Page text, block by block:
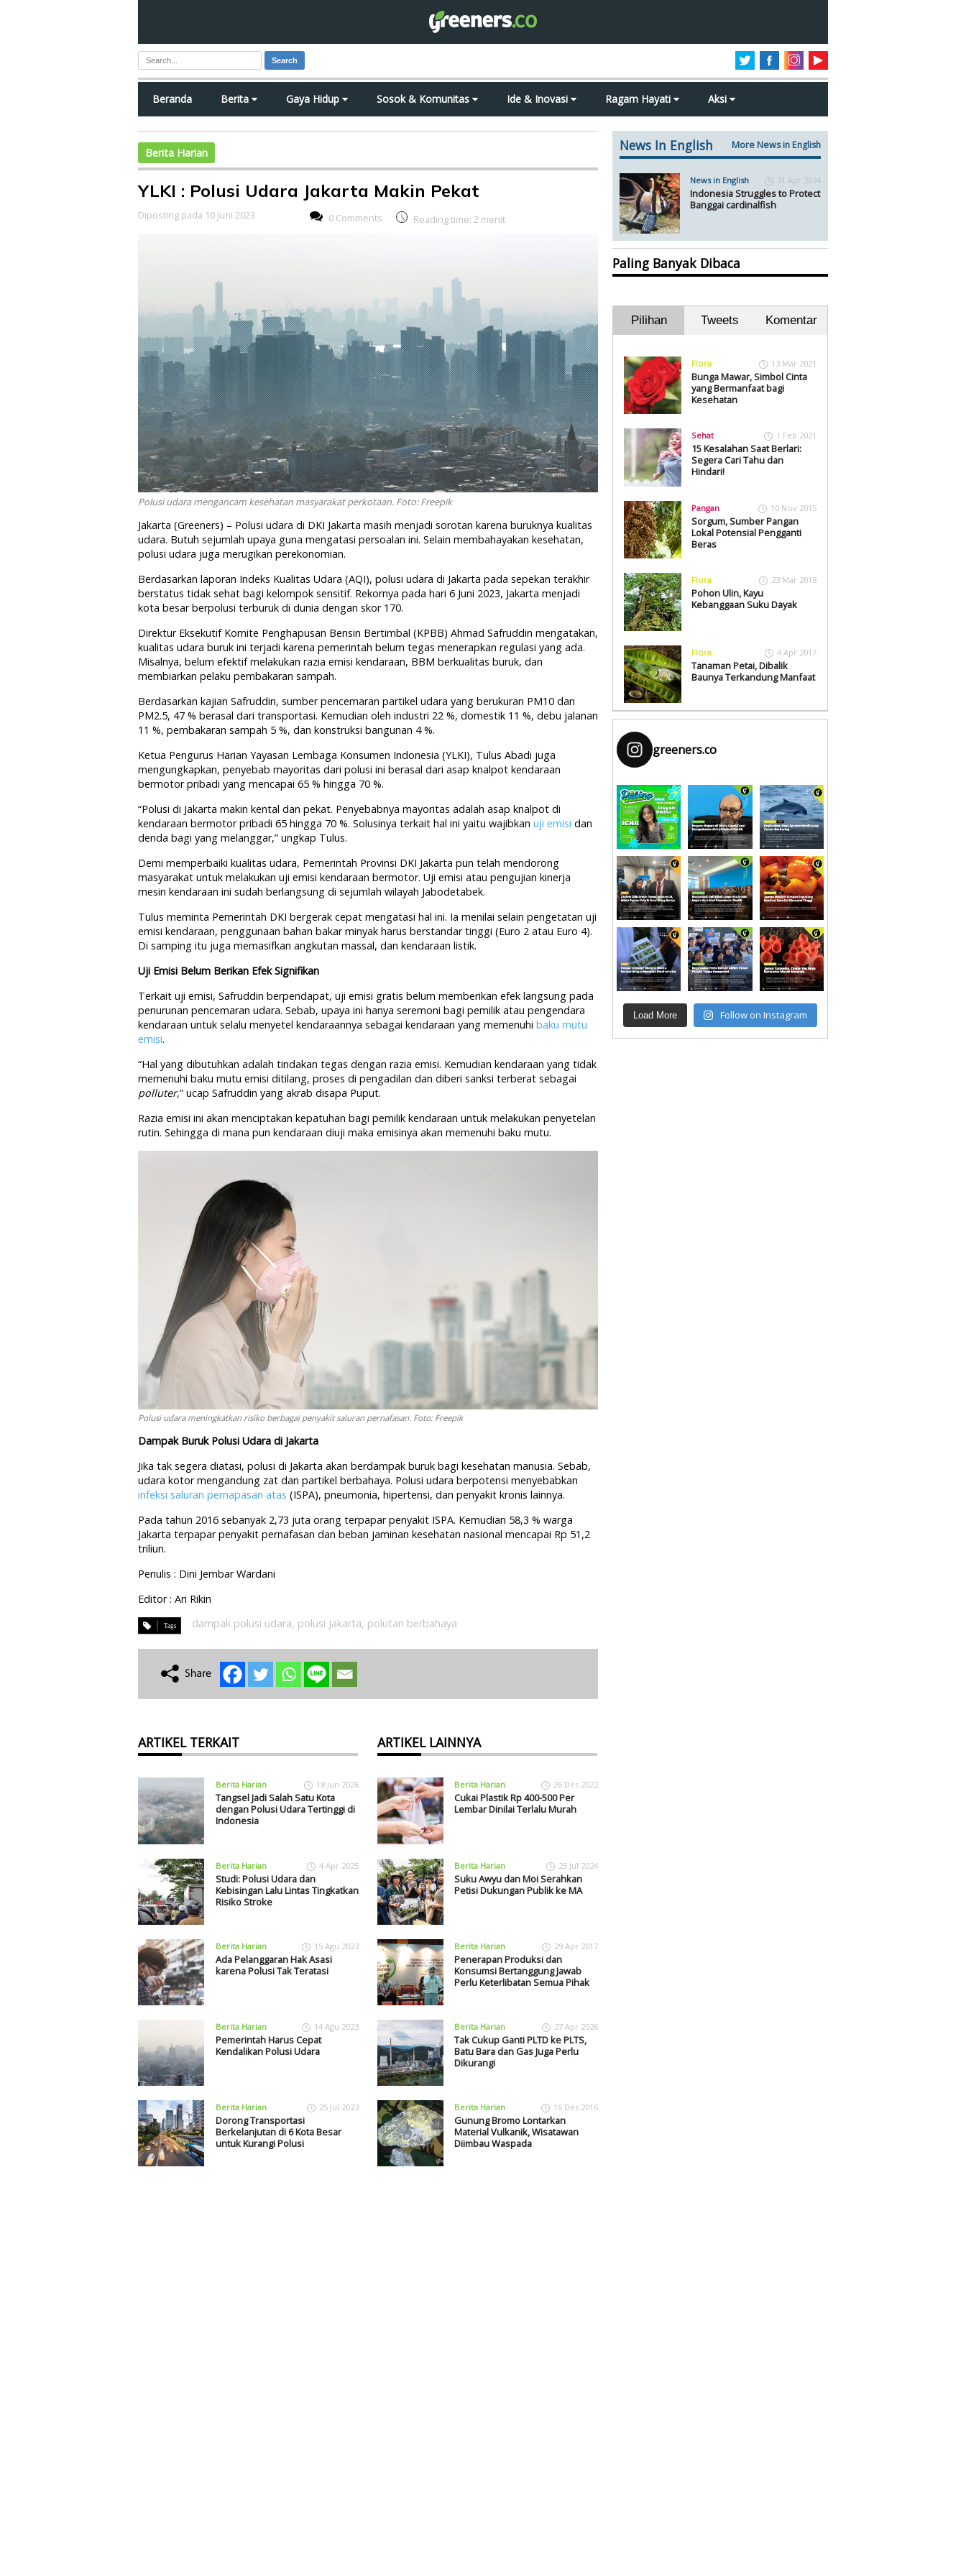
Search
Beranda Berita Gaya Hidup Sosok & Komunitas Ide & Inovasi Ragam Hayati Aksi
Berita Harian
YLKI : Polusi Udara Jakarta Makin Pekat
Diposting pada 10 Juni 2023 0 Comments Reading time: 2 menit
Polusi udara mengancam kesehatan masyarakat perkotaan. Foto: Freepik
Jakarta (Greeners) – Polusi udara di DKI Jakarta masih menjadi sorotan karena buruknya kualitas
udara. Butuh sejumlah upaya guna mengatasi persoalan ini. Selain membahayakan kesehatan,
polusi udara juga merugikan perekonomian.
Berdasarkan laporan Indeks Kualitas Udara (AQI), polusi udara di Jakarta pada sepekan terakhir
berstatus tidak sehat bagi kelompok sensitif. Rekornya pada hari 6 Juni 2023, Jakarta menjadi
kota besar berpolusi terburuk di dunia dengan skor 170.
Direktur Eksekutif Komite Penghapusan Bensin Bertimbal (KPBB) Ahmad Safruddin mengatakan,
kualitas udara buruk ini terjadi karena pemerintah belum tegas menerapkan regulasi yang ada.
Misalnya, belum efektif melakukan razia emisi kendaraan, BBM berkualitas buruk, dan
membiarkan pelaku pembakaran sampah.
Berdasarkan kajian Safruddin, sumber pencemaran partikel udara yang berukuran PM10 dan
PM2.5, 47 % berasal dari transportasi. Kemudian oleh industri 22 %, domestik 11 %, debu jalanan
11 %, pembakaran sampah 5 %, dan konstruksi bangunan 4 %.
Ketua Pengurus Harian Yayasan Lembaga Konsumen Indonesia (YLKI), Tulus Abadi juga
mengungkapkan, penyebab mayoritas dari polusi ini berasal dari asap knalpot kendaraan
bermotor pribadi yang mencapai 65 % hingga 70 %.
“Polusi di Jakarta makin kental dan pekat. Penyebabnya mayoritas adalah asap knalpot di
kendaraan bermotor pribadi 65 hingga 70 %. Solusinya terkait hal ini yaitu wajibkan uji emisi dan
denda bagi yang melanggar,” ungkap Tulus.
Demi memperbaiki kualitas udara, Pemerintah Provinsi DKI Jakarta pun telah mendorong
masyarakat untuk melakukan uji emisi kendaraan bermotor. Uji emisi atau pengujian kinerja
mesin kendaraan ini sudah berlangsung di sejumlah wilayah Jabodetabek.
Tulus meminta Pemerintah DKI bergerak cepat mengatasi hal ini. Ia menilai selain pengetatan uji
emisi kendaraan, penggunaan bahan bakar minyak harus berstandar tinggi (Euro 2 atau Euro 4).
Di samping itu juga memasifkan angkutan massal, dan kendaraan listik.
Uji Emisi Belum Berikan Efek Signifikan
Terkait uji emisi, Safruddin berpendapat, uji emisi gratis belum memberikan efek langsung pada
penurunan pencemaran udara. Sebab, upaya ini hanya seremoni bagi pemilik atau pengendara
kendaraan untuk selalu menyetel kendaraannya sebagai kendaraan yang memenuhi baku mutu
emisi.
“Hal yang dibutuhkan adalah tindakan tegas dengan razia emisi. Kemudian kendaraan yang tidak
memenuhi baku mutu emisi ditilang, proses di pengadilan dan diberi sanksi terberat sebagai
polluter,” ucap Safruddin yang akrab disapa Puput.
Razia emisi ini akan menciptakan kepatuhan bagi pemilik kendaraan untuk melakukan penyetelan
rutin. Sehingga di mana pun kendaraan diuji maka emisinya akan memenuhi baku mutu.
Polusi udara meningkatkan risiko berbagai penyakit saluran pernafasan. Foto: Freepik
Dampak Buruk Polusi Udara di Jakarta
Jika tak segera diatasi, polusi di Jakarta akan berdampak buruk bagi kesehatan manusia. Sebab,
udara kotor mengandung zat dan partikel berbahaya. Polusi udara berpotensi menyebabkan
infeksi saluran pernapasan atas (ISPA), pneumonia, hipertensi, dan penyakit kronis lainnya.
Pada tahun 2016 sebanyak 2,73 juta orang terpapar penyakit ISPA. Kemudian 58,3 % warga
Jakarta terpapar penyakit pernafasan dan beban jaminan kesehatan nasional mencapai Rp 51,2
triliun.
Penulis : Dini Jembar Wardani
Editor : Ari Rikin
dampak polusi udara, polusi Jakarta, polutan berbahaya
ARTIKEL TERKAIT
Berita Harian 18 Jun 2026
Tangsel Jadi Salah Satu Kota
dengan Polusi Udara Tertinggi di
Indonesia
Berita Harian 4 Apr 2025
Studi: Polusi Udara dan
Kebisingan Lalu Lintas Tingkatkan
Risiko Stroke
Berita Harian 15 Agu 2023
Ada Pelanggaran Hak Asasi
karena Polusi Tak Teratasi
Berita Harian 14 Agu 2023
Pemerintah Harus Cepat
Kendalikan Polusi Udara
Berita Harian 25 Jul 2023
Dorong Transportasi
Berkelanjutan di 6 Kota Besar
untuk Kurangi Polusi
ARTIKEL LAINNYA
Berita Harian 26 Des 2022
Cukai Plastik Rp 400-500 Per
Lembar Dinilai Terlalu Murah
Berita Harian 25 Jul 2024
Suku Awyu dan Moi Serahkan
Petisi Dukungan Publik ke MA
Berita Harian 29 Apr 2017
Penerapan Produksi dan
Konsumsi Bertanggung Jawab
Perlu Keterlibatan Semua Pihak
Berita Harian 27 Apr 2026
Tak Cukup Ganti PLTD ke PLTS,
Batu Bara dan Gas Juga Perlu
Dikurangi
Berita Harian 16 Des 2016
Gunung Bromo Lontarkan
Material Vulkanik, Wisatawan
Diimbau Waspada
News In English More News in English
News in English 21 Apr 2024
Indonesia Struggles to Protect
Banggai cardinalfish
Paling Banyak Dibaca
Pilihan Tweets Komentar
Flora 13 Mar 2021
Bunga Mawar, Simbol Cinta
yang Bermanfaat bagi
Kesehatan
Sehat 1 Feb 2021
15 Kesalahan Saat Berlari:
Segera Cari Tahu dan
Hindari!
Pangan 10 Nov 2015
Sorgum, Sumber Pangan
Lokal Potensial Pengganti
Beras
Flora 23 Mar 2018
Pohon Ulin, Kayu
Kebanggaan Suku Dayak
Flora 4 Apr 2017
Tanaman Petai, Dibalik
Baunya Terkandung Manfaat
greeners.co
Load More Follow on Instagram